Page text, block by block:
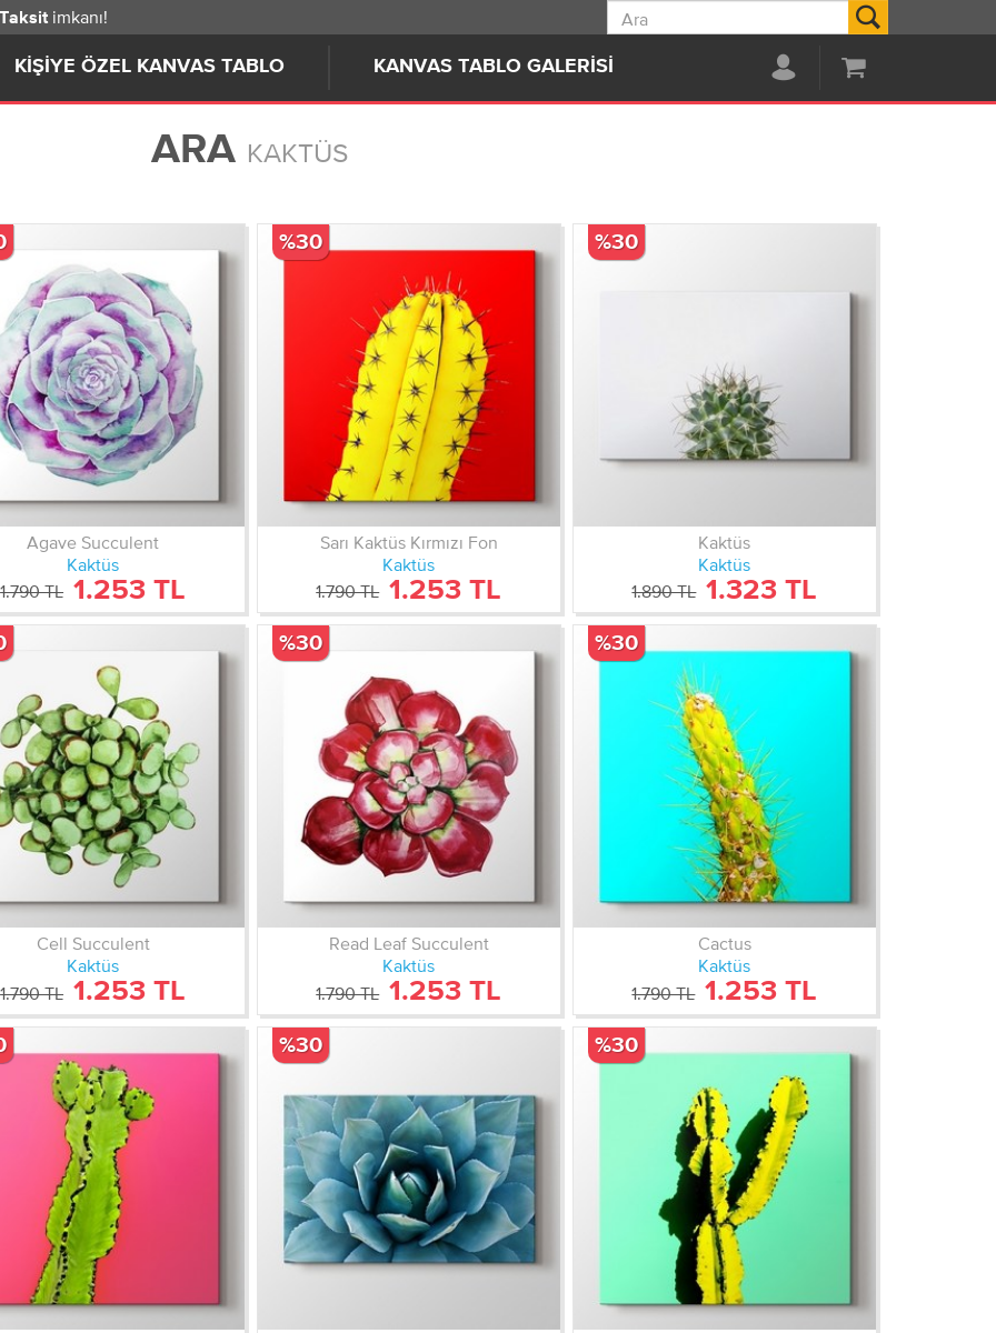
KIŞIYE ÖZEL KANVAS TABLO KANVAS TABLO GALERISI
imkanı!
ARA KAKTÜS
Agave Succulent
Kaktüs
1.790 TL 1.253 TL
Sarı Kaktüs Kırmızı Fon
Kaktüs
1.790 TL 1.253 TL
%30
Kaktüs
Kaktüs
1.890 TL 1.323 TL
%30
Cell Succulent
Kaktüs
1.790 TL 1.253 TL
Read Leaf Succulent
Kaktüs
1.790 TL 1.253 TL
%30
Cactus
Kaktüs
1.790 TL 1.253 TL
%30
%30 %30